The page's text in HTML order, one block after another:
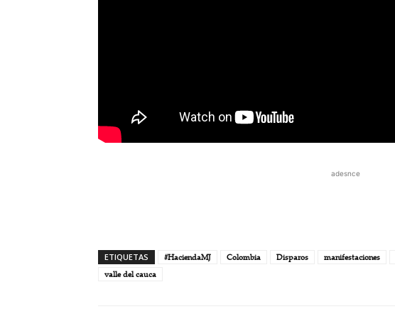
adesnce
ETIQUETAS #HaciendaMJ Colombia Disparos manifestaciones
valle del cauca